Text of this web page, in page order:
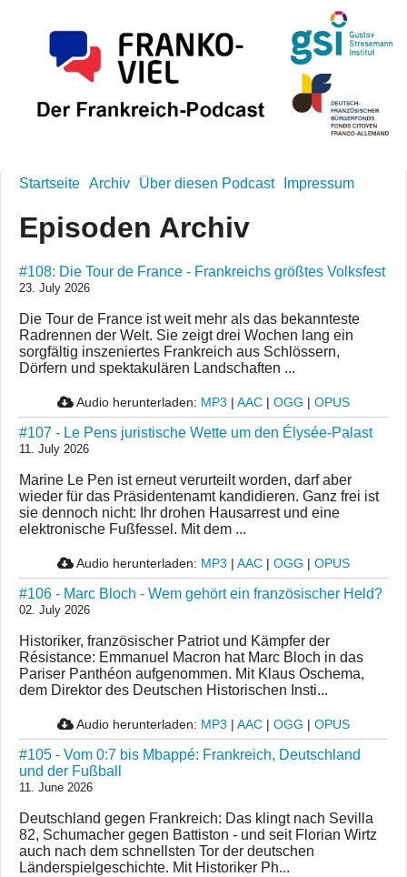
Startseite Archiv Über diesen Podcast Impressum
Episoden Archiv
#108: Die Tour de France - Frankreichs größtes Volksfest
23. July 2026
Die Tour de France ist weit mehr als das bekannteste
Radrennen der Welt. Sie zeigt drei Wochen lang ein
sorgfältig inszeniertes Frankreich aus Schlössern,
Dörfern und spektakulären Landschaften ...
Audio herunterladen: MP3 | AAC | OGG | OPUS
#107 - Le Pens juristische Wette um den Élysée-Palast
11. July 2026
Marine Le Pen ist erneut verurteilt worden, darf aber
wieder für das Präsidentenamt kandidieren. Ganz frei ist
sie dennoch nicht: Ihr drohen Hausarrest und eine
elektronische Fußfessel. Mit dem ...
Audio herunterladen: MP3 | AAC | OGG | OPUS
#106 - Marc Bloch - Wem gehört ein französischer Held?
02. July 2026
Historiker, französischer Patriot und Kämpfer der
Résistance: Emmanuel Macron hat Marc Bloch in das
Pariser Panthéon aufgenommen. Mit Klaus Oschema,
dem Direktor des Deutschen Historischen Insti...
Audio herunterladen: MP3 | AAC | OGG | OPUS
#105 - Vom 0:7 bis Mbappé: Frankreich, Deutschland
und der Fußball
11. June 2026
Deutschland gegen Frankreich: Das klingt nach Sevilla
82, Schumacher gegen Battiston - und seit Florian Wirtz
auch nach dem schnellsten Tor der deutschen
Länderspielgeschichte. Mit Historiker Ph...